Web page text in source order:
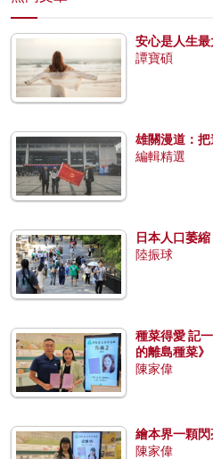
安心是人生
譚寶碩
雄關漫道：
編輯精選
日本人口萎
陸振球
種菜得愛 記
的離島種菜》
陳家偉
繪本界一顆閃
陳家偉